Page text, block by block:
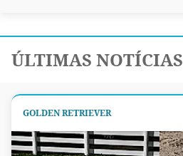
ÚLTIMAS NOTÍCIAS
GOLDEN RETRIEVER